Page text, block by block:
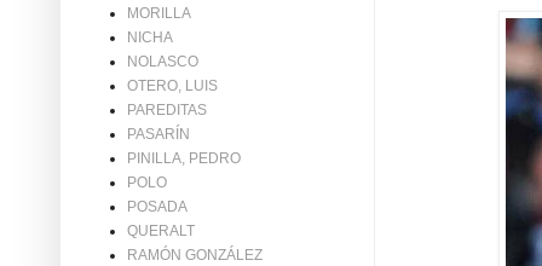
MORILLA
NICHA
NOLASCO
OTERO, LUIS
PAREDITAS
PASARÍN
PINILLA, PEDRO
POLO
POSADA
QUERALT
RAMÓN GONZÁLEZ